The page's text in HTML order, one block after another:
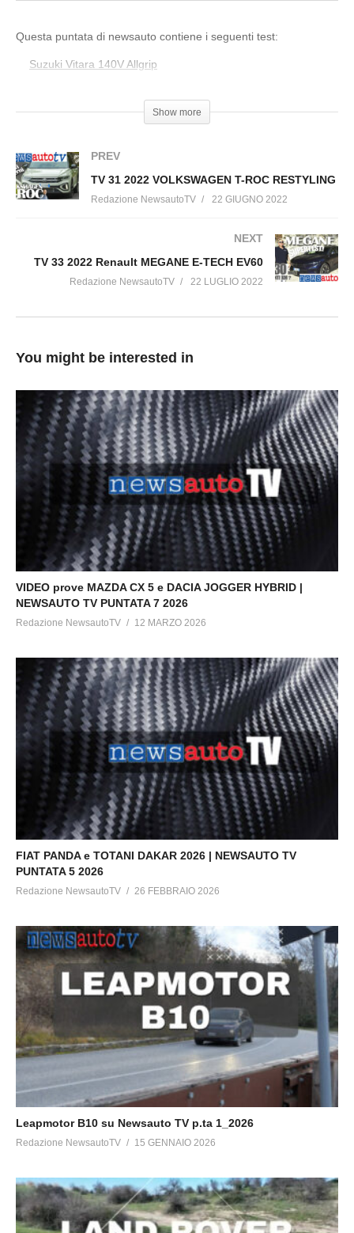
Questa puntata di newsauto contiene i seguenti test:
Suzuki Vitara 140V Allgrip
Show more
PREV
TV 31 2022 VOLKSWAGEN T-ROC RESTYLING
Redazione NewsautoTV 22 GIUGNO 2022
NEXT
TV 33 2022 Renault MEGANE E-TECH EV60
Redazione NewsautoTV 22 LUGLIO 2022
You might be interested in
VIDEO prove MAZDA CX 5 e DACIA JOGGER HYBRID |
NEWSAUTO TV PUNTATA 7 2026
Redazione NewsautoTV 12 MARZO 2026
FIAT PANDA e TOTANI DAKAR 2026 | NEWSAUTO TV
PUNTATA 5 2026
Redazione NewsautoTV 26 FEBBRAIO 2026
Leapmotor B10 su Newsauto TV p.ta 1_2026
Redazione NewsautoTV 15 GENNAIO 2026